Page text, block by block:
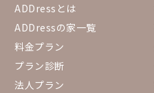
ADDressとは
ADDressの家一覧
料金プラン
プラン診断
法人プラン